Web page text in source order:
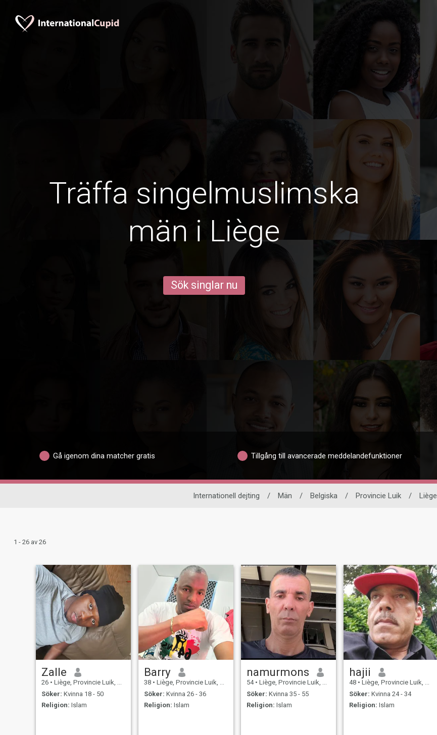
Träffa singelmuslimska
män i Liège
Sök singlar nu
Gå igenom dina matcher gratis Tillgång till avancerade meddelandefunktioner
Internationell dejting / Män / Belgiska / Provincie Luik / Liège
1 - 26 av 26
Zalle
26 • Liège, Provincie Luik, Belgien
Söker: Kvinna 18 - 50
Religion: Islam
Barry
38 • Liège, Provincie Luik, Belgien
Söker: Kvinna 26 - 36
Religion: Islam
namurmons
54 • Liège, Provincie Luik, Belgien
Söker: Kvinna 35 - 55
Religion: Islam
hajii
48 • Liège, Provincie Luik, Belgien
Söker: Kvinna 24 - 34
Religion: Islam